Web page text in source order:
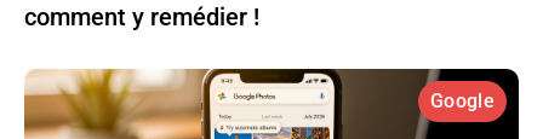
comment y remédier !
Google